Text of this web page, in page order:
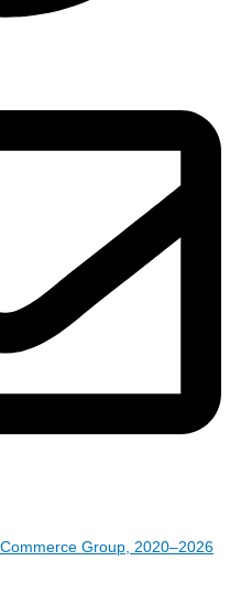
Group, 2020–2026